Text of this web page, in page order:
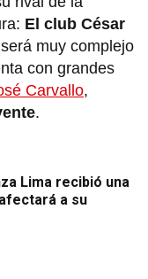
El club César
muy complejo
con grandes
Carvallo,
.
Lima recibió una
a su